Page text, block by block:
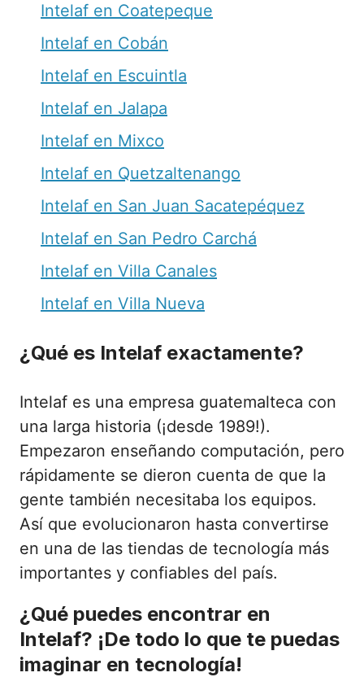
Intelaf en Coatepeque
Intelaf en Cobán
Intelaf en Escuintla
Intelaf en Jalapa
Intelaf en Mixco
Intelaf en Quetzaltenango
Intelaf en San Juan Sacatepéquez
Intelaf en San Pedro Carchá
Intelaf en Villa Canales
Intelaf en Villa Nueva
¿Qué es Intelaf exactamente?
Intelaf es una empresa guatemalteca con
una larga historia (¡desde 1989!).
Empezaron enseñando computación, pero
rápidamente se dieron cuenta de que la
gente también necesitaba los equipos.
Así que evolucionaron hasta convertirse
en una de las tiendas de tecnología más
importantes y confiables del país.
¿Qué puedes encontrar en
Intelaf? ¡De todo lo que te puedas
imaginar en tecnología!